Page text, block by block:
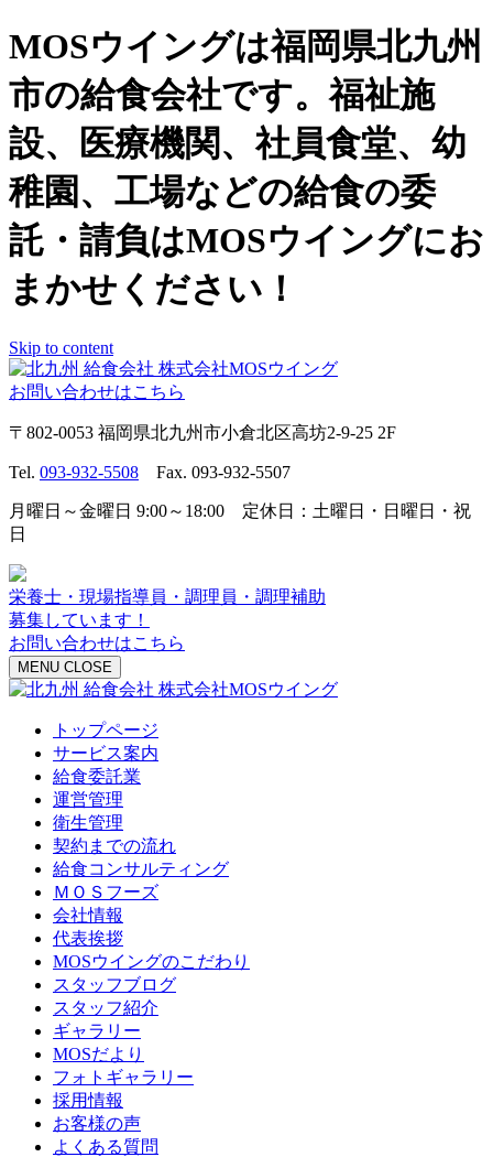
MOSウイングは福岡県北九州
市の給食会社です。福祉施
設、医療機関、社員食堂、幼
稚園、工場などの給食の委
託・請負はMOSウイングにお
まかせください！
Skip to content
お問い合わせはこちら
〒802-0053 福岡県北九州市小倉北区高坊2-9-25 2F
Tel. 093-932-5508 Fax. 093-932-5507
月曜日～金曜日 9:00～18:00 定休日：土曜日・日曜日・祝
日
栄養士・現場指導員・調理員・調理補助
募集しています！
お問い合わせはこちら
MENU CLOSE
トップページ
サービス案内
給食委託業
運営管理
衛生管理
契約までの流れ
給食コンサルティング
ＭＯＳフーズ
会社情報
代表挨拶
MOSウイングのこだわり
スタッフブログ
スタッフ紹介
ギャラリー
MOSだより
フォトギャラリー
採用情報
お客様の声
よくある質問